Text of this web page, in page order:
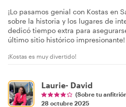
¡Lo pasamos genial con Kostas en
sobre la historia y los lugares de
dedicó tiempo extra para
último sitio histórico impresionante!
¡Kostas es muy divertido!
Laurie- David
(Sobre tu
28 octubre 2025